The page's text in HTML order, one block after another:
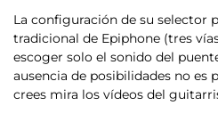
La configuración de su selector
tradicional de Epiphone (tres
escoger solo el sonido del
ausencia de posibilidades no es
crees mira los vídeos del